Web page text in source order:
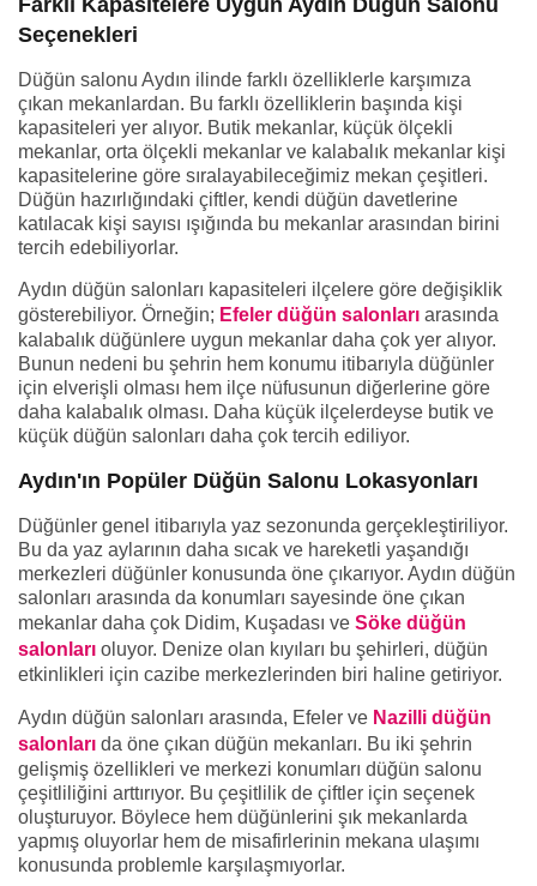
Seçenekleri
Düğün salonu Aydın ilinde farklı özelliklerle karşımıza
çıkan mekanlardan. Bu farklı özelliklerin başında kişi
kapasiteleri yer alıyor. Butik mekanlar, küçük ölçekli
mekanlar, orta ölçekli mekanlar ve kalabalık mekanlar kişi
kapasitelerine göre sıralayabileceğimiz mekan çeşitleri.
Düğün hazırlığındaki çiftler, kendi düğün davetlerine
katılacak kişi sayısı ışığında bu mekanlar arasından birini
tercih edebiliyorlar.
Aydın düğün salonları kapasiteleri ilçelere göre değişiklik
gösterebiliyor. Örneğin; Efeler düğün salonları arasında
kalabalık düğünlere uygun mekanlar daha çok yer alıyor.
Bunun nedeni bu şehrin hem konumu itibarıyla düğünler
için elverişli olması hem ilçe nüfusunun diğerlerine göre
daha kalabalık olması. Daha küçük ilçelerdeyse butik ve
küçük düğün salonları daha çok tercih ediliyor.
Aydın'ın Popüler Düğün Salonu Lokasyonları
Düğünler genel itibarıyla yaz sezonunda gerçekleştiriliyor.
Bu da yaz aylarının daha sıcak ve hareketli yaşandığı
merkezleri düğünler konusunda öne çıkarıyor. Aydın düğün
salonları arasında da konumları sayesinde öne çıkan
mekanlar daha çok Didim, Kuşadası ve Söke düğün
salonları oluyor. Denize olan kıyıları bu şehirleri, düğün
etkinlikleri için cazibe merkezlerinden biri haline getiriyor.
Aydın düğün salonları arasında, Efeler ve Nazilli düğün
salonları da öne çıkan düğün mekanları. Bu iki şehrin
gelişmiş özellikleri ve merkezi konumları düğün salonu
çeşitliliğini arttırıyor. Bu çeşitlilik de çiftler için seçenek
oluşturuyor. Böylece hem düğünlerini şık mekanlarda
yapmış oluyorlar hem de misafirlerinin mekana ulaşımı
konusunda problemle karşılaşmıyorlar.